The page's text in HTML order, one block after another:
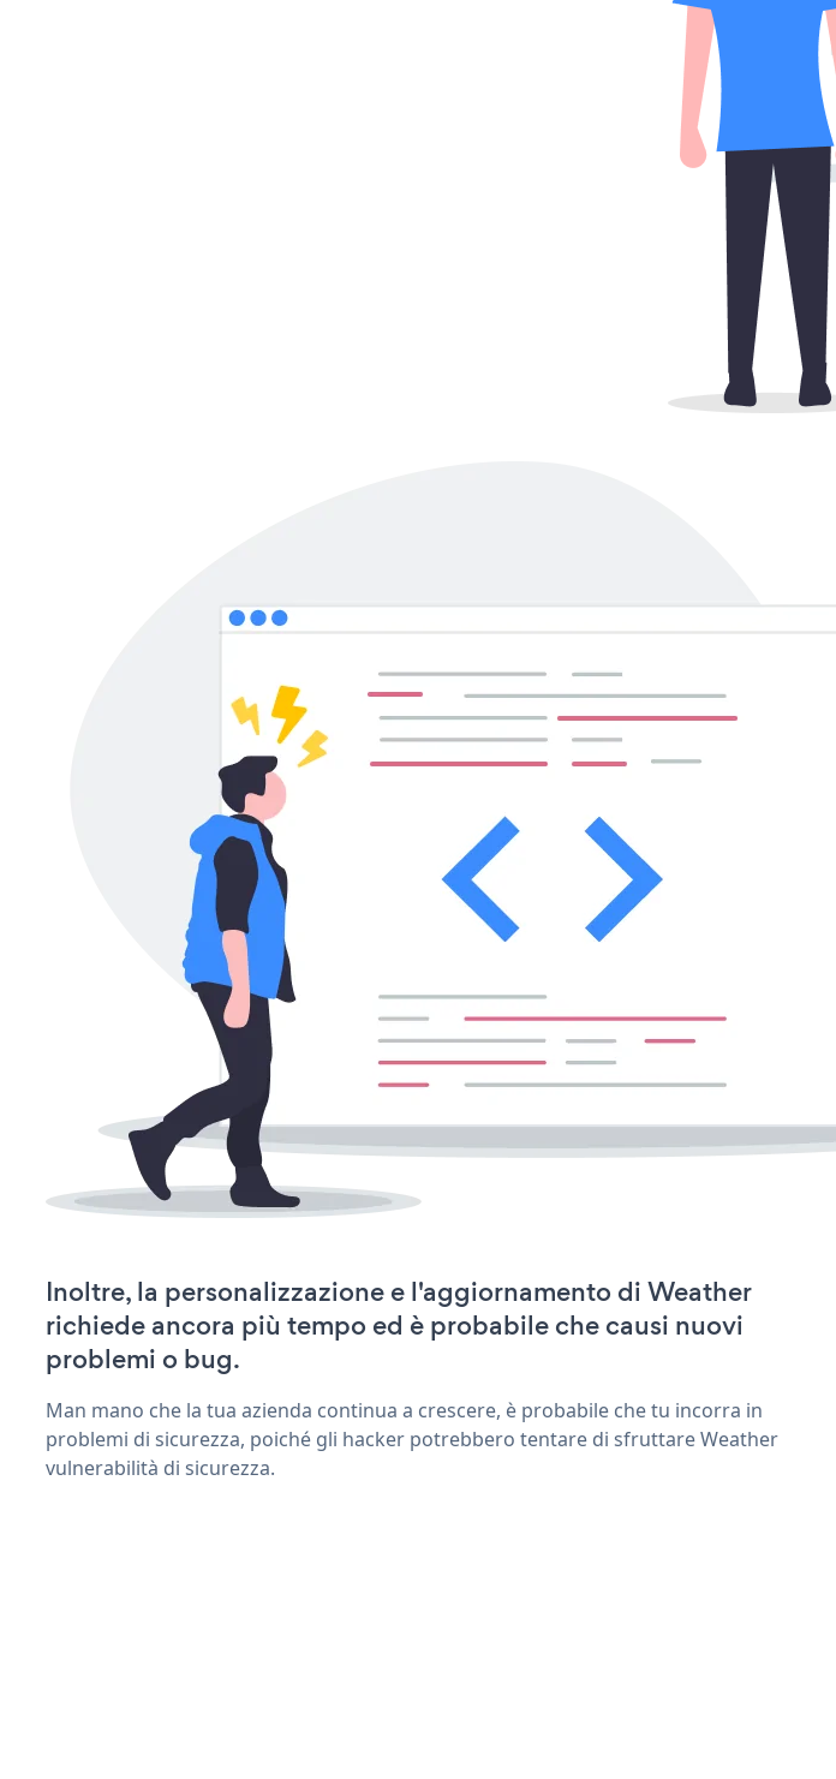
Inoltre, la personalizzazione e l'aggiornamento di Weather
richiede ancora più tempo ed è probabile che causi nuovi
problemi o bug.
Man mano che la tua azienda continua a crescere, è probabile che tu incorra in
problemi di sicurezza, poiché gli hacker potrebbero tentare di sfruttare Weather
vulnerabilità di sicurezza.